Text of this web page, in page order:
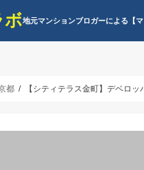
地元マンションブロガーによる【マ
都 【シティテラス金町】デベロ